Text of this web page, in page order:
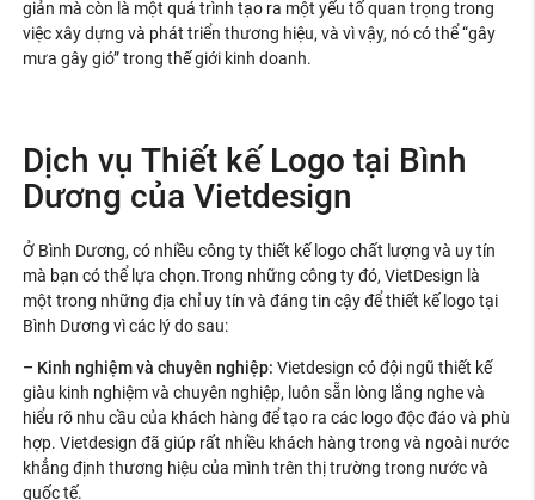
giản mà còn là một quá trình tạo ra một yếu tố quan trọng trong
việc xây dựng và phát triển thương hiệu, và vì vậy, nó có thể “gây
mưa gây gió” trong thế giới kinh doanh.
Dịch vụ Thiết kế Logo tại Bình
Dương của Vietdesign
Ở Bình Dương, có nhiều công ty thiết kế logo chất lượng và uy tín
mà bạn có thể lựa chọn.Trong những công ty đó, VietDesign là
một trong những địa chỉ uy tín và đáng tin cậy để thiết kế logo tại
Bình Dương vì các lý do sau:
– Kinh nghiệm và chuyên nghiệp: Vietdesign có đội ngũ thiết kế
giàu kinh nghiệm và chuyên nghiệp, luôn sẵn lòng lắng nghe và
hiểu rõ nhu cầu của khách hàng để tạo ra các logo độc đáo và phù
hợp. Vietdesign đã giúp rất nhiều khách hàng trong và ngoài nước
khẳng định thương hiệu của mình trên thị trường trong nước và
quốc tế.